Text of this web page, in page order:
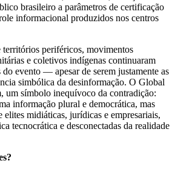
brasileiro a parâmetros de certificação
informacional produzidos nos centros
territórios periféricos, movimentos
e coletivos indígenas continuaram
do evento — apesar de serem justamente as
simbólica da desinformação. O Global
um símbolo inequívoco da contradição:
informação plural e democrática, mas
midiáticas, jurídicas e empresariais,
tecnocrática e desconectadas da realidade